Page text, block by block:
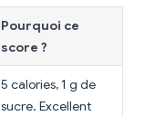
Pourquoi ce
score ?
5 calories, 1 g de
sucre. Excellent